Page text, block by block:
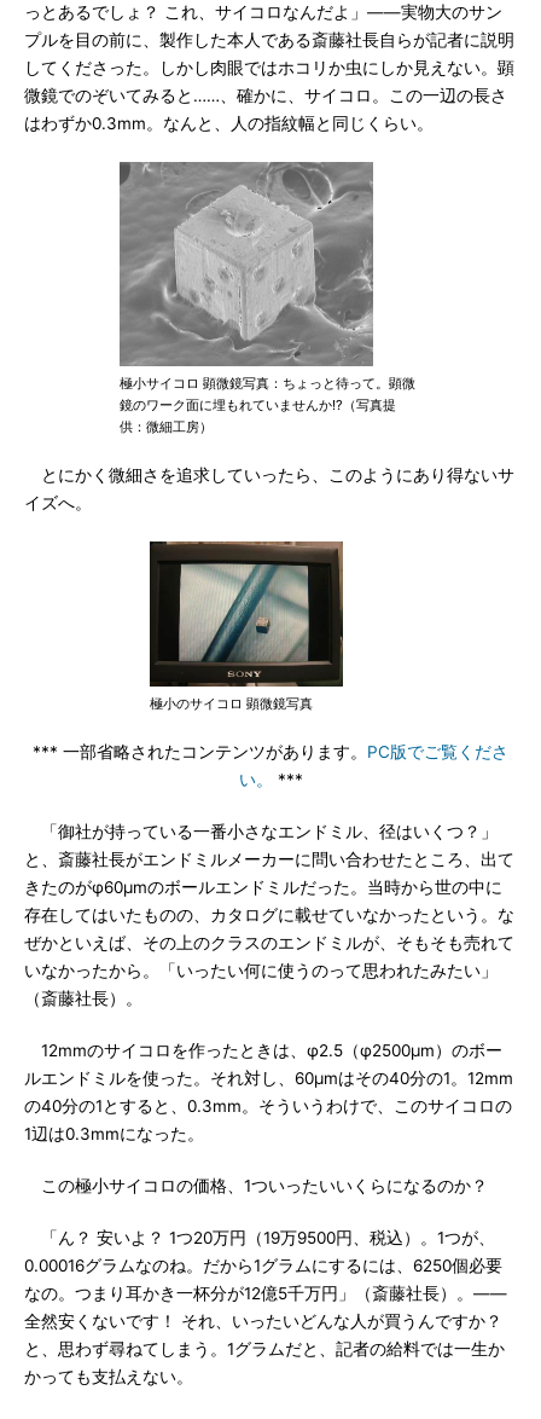
っとあるでしょ？ これ、サイコロなんだよ」――実物大のサン
プルを目の前に、製作した本人である斎藤社長自らが記者に説明
してくださった。しかし肉眼ではホコリか虫にしか見えない。顕
微鏡でのぞいてみると……、確かに、サイコロ。この一辺の長さ
はわずか0.3mm。なんと、人の指紋幅と同じくらい。
極小サイコロ 顕微鏡写真：ちょっと待って。顕微
鏡のワーク面に埋もれていませんか!?（写真提
供：微細工房）
とにかく微細さを追求していったら、このようにあり得ないサ
イズへ。
極小のサイコロ 顕微鏡写真
*** 一部省略されたコンテンツがあります。 PC版でご覧くださ
い。
***
「御社が持っている一番小さなエンドミル、径はいくつ？」
と、斎藤社長がエンドミルメーカーに問い合わせたところ、出て
きたのがφ60μmのボールエンドミルだった。当時から世の中に
存在してはいたものの、カタログに載せていなかったという。な
ぜかといえば、その上のクラスのエンドミルが、そもそも売れて
いなかったから。「いったい何に使うのって思われたみたい」
（斎藤社長）。
12mmのサイコロを作ったときは、φ2.5（φ2500μm）のボー
ルエンドミルを使った。それ対し、60μmはその40分の1。12mm
の40分の1とすると、0.3mm。そういうわけで、このサイコロの
1辺は0.3mmになった。
この極小サイコロの価格、1ついったいいくらになるのか？
「ん？ 安いよ？ 1つ20万円（19万9500円、税込）。1つが、
0.00016グラムなのね。だから1グラムにするには、6250個必要
なの。つまり耳かき一杯分が12億5千万円」（斎藤社長）。――
全然安くないです！ それ、いったいどんな人が買うんですか？
と、思わず尋ねてしまう。1グラムだと、記者の給料では一生か
かっても支払えない。